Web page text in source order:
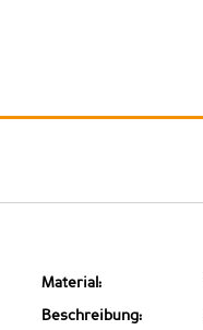
Material:
Beschreibung: